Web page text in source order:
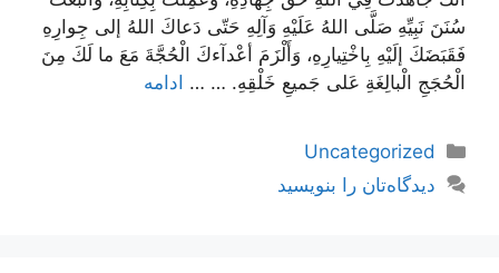
سُنَنَ نَبِيِّهِ صَلَّى اللهُ عَلَيْهِ وَآلِهِ حَتّى دَعاكَ اللهُ إلى جِوارِهِ
فَقَبَضَكَ إلَيْهِ بِاخْتِيارِهِ، وَأَلْزَمَ أعْدآءكَ الْحُجَّةَ مَعَ ما لَكَ مِنَ
الْحُجَجِ الْبالِغَةِ عَلى جَميعِ خَلْقِهِ. … … ادامه
دسته‌ها
Uncategorized
دیدگاه‌تان را بنویسید